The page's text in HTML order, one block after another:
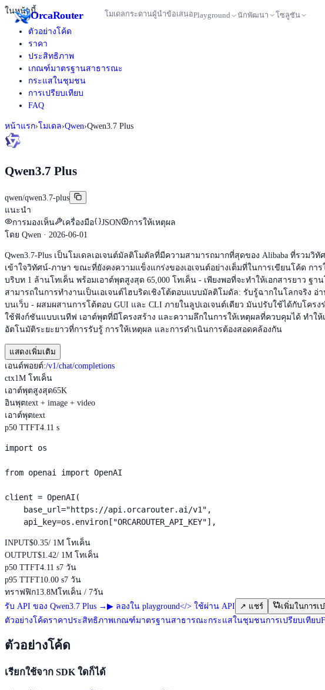
OrcaRouter โมเดลกระดานผู้นำข้อเสนอPlayground นักพัฒนา โซลูชัน
ในหน้านี้
ตัวอย่างโค้ด
ราคา
ประสิทธิภาพ
เกณฑ์มาตรฐานสาธารณะ
กระแสในชุมชน
การเปรียบเทียบ
FAQ
หน้าแรก› โมเดล›Qwen›Qwen3.7 Plus
Qwen3.7 Plus
qwen/qwen3.7-plus
แนะนำ
การมองเห็น
เครื่องมือ JSON
การให้เหตุผล
โดย Qwen · 2026-06-01
Qwen3.7-Plus เป็นโมเดลเอเจนต์มัลติโมดัลที่มีความสามารถมากที่สุดของ Alibaba ที่รวม
เข้าใจวิทัศน์-ภาษา ขณะที่ยังคงความแข็งแกร่งของเอเจนต์อย่างเต็มที่ในการเขียนโค้ด
บริบท 1 ล้านโทเค็น พร้อมเอาต์พุตสูงสุด 65,000 โทเค็น - เพียงพอที่จะทำให้เอกสารยาว
สามารถในการทำงานเป็นเอเจนต์ไฮบริดเชิงโต้ตอบแบบมัลติโมดัล: รับรู้ฉากในโลกจริง
บนเว็บ - ผสมผสานการโต้ตอบ GUI และ CLI ภายในลูปเอเจนต์เดียว มันปรับใช้ได้กับโครงร่
ใช้ฟังก์ชันแบบเนทีฟ เอาต์พุตที่มีโครงสร้าง และความลึกในการให้เหตุผลที่ควบคุมได้ ทำใ
อัตโนมัติระยะยาวที่การรับรู้ การให้เหตุผล และการดำเนินการต้องสอดคล้องกัน
แสดงเพิ่มเติม
เอนด์พอยต์:/v1/chat/completions
ctx1M โทเค็น
เอาต์พุตสูงสุด65K
อินพุตtext + image + video
เอาต์พุตtext
p50 TTFT4.11 s
import os
from openai import OpenAI
client = OpenAI(
    base_url="https://api.orcarouter.ai/v1",
    api_key=os.environ["ORCAROUTER_API_KEY"],
INPUT$0.35/ 1M โทเค็น
OUTPUT$1.42/ 1M โทเค็น
p50 TTFT4.11 s7 วัน
p95 TTFT10.00 s7 วัน
ทราฟฟิก13.8Mโทเค็น / 7วัน
รับ API ของ Qwen3.7 Plus → ▶ ลองใน playground</> ใช้ผ่าน API ↗ แชร์
เพิ่มในการเ
ตัวอย่างโค้ดราคาประสิทธิภาพเกณฑ์มาตรฐานสาธารณะกระแสในชุมชนการเปรียบเทียบ
ตัวอย่างโค้ด
เรียกใช้จาก SDK ใดก็ได้